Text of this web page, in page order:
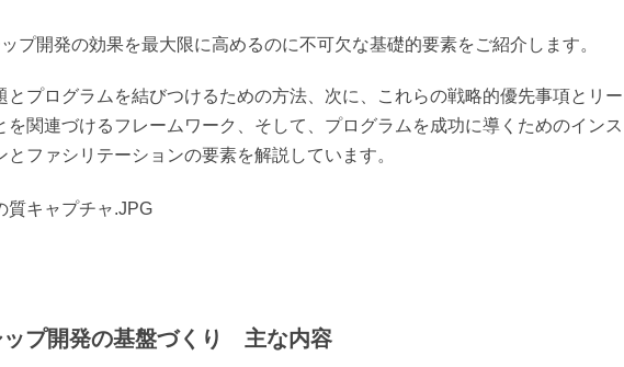
プ開発の効果を最大限に高めるのに不可欠な基礎的要素をご紹介します。
とプログラムを結びつけるための方法、次に、これらの戦略的優先事項とリー
を関連づけるフレームワーク、そして、プログラムを成功に導くためのインス
とファシリテーションの要素を解説しています。
プ開発の基盤づくり 主な内容